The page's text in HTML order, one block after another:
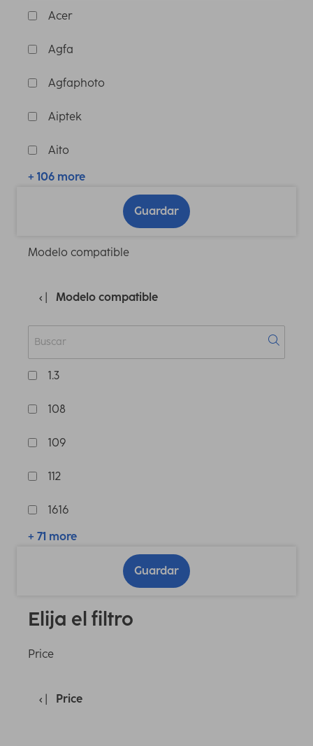
Acer
Agfa
Agfaphoto
Aiptek
Aito
+ 106 more
Guardar
Modelo compatible
Modelo compatible
1.3
108
109
112
1616
+ 71 more
Guardar
Elija el filtro
Price
Price